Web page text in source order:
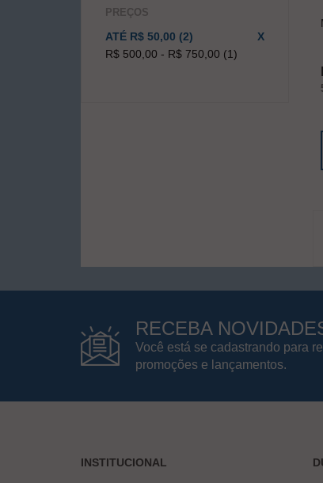
PREÇOS
ATÉ R$ 50,00 (2)
X
R$ 500,00 - R$ 750,00 (1)
RECEBA
Você está se cadastrando para
promoções e lançamentos.
INSTITUCIONAL